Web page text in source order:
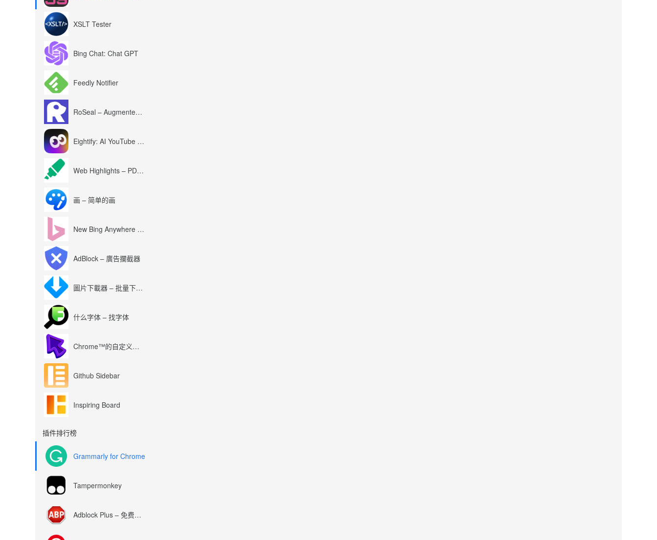
XSLT Tester
Bing Chat: Chat GPT
Feedly Notifier
RoSeal – Augmented Roblox Experience
Eightify: AI YouTube Summary with ChatGPT
Web Highlights – PDF & Web Highlighter
画 – 简单的画
New Bing Anywhere (Bing Chat GPT-4)
AdBlock – 廣告攔截器
圖片下載器 – 批量下載圖片
什么字体 – 找字体
Chrome™的自定义光标
Github Sidebar
Inspiring Board
插件排行榜
Grammarly for Chrome
Tampermonkey
Adblock Plus – 免费的广告拦截器